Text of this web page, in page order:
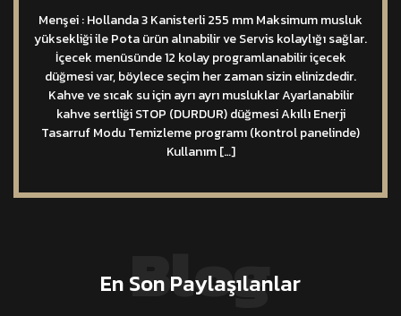
Menşei : Hollanda 3 Kanisterli 255 mm Maksimum musluk
yüksekliği ile Pota ürün alınabilir ve Servis kolaylığı sağlar.
İçecek menüsünde 12 kolay programlanabilir içecek
düğmesi var, böylece seçim her zaman sizin elinizdedir.
Kahve ve sıcak su için ayrı ayrı musluklar Ayarlanabilir
kahve sertliği STOP (DURDUR) düğmesi Akıllı Enerji
Tasarruf Modu Temizleme programı (kontrol panelinde)
Kullanım […]
En Son Paylaşılanlar
Blog